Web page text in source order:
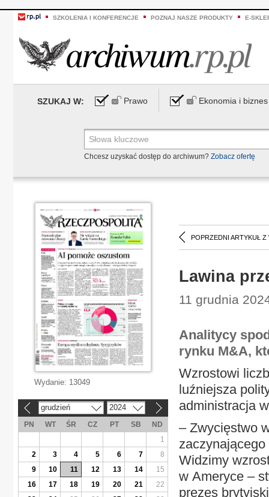
SZKOLENIA I KONFERENCJE POZNAJ NASZE PRODUKTY E-
SZUKAJ W: Prawo Ekonomia i biznes
Chcesz uzyskać dostęp do archiwum? Zobacz ofertę
POPRZEDNI ARTYKUŁ Z
Lawina
11 grudnia
Analitycy
rynku M&A,
Wzrostowi
luźniejsza
administracja
– Zwycięstwo
Widzimy
w Ameryce –
prezes
Wydanie: 13049
grudzień 2024
PN WT ŚR CZ PT SB
ND
1
2
3 4 5 6 7
8
9
10 11 12 13 14
15
16
17 18 19 20 21
22